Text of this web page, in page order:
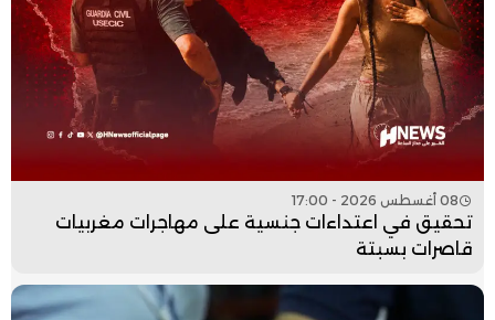
08 أغسطس 2026 - 17:00
تحقيق في اعتداءات جنسية على مهاجرات مغربيات
قاصرات بسبتة